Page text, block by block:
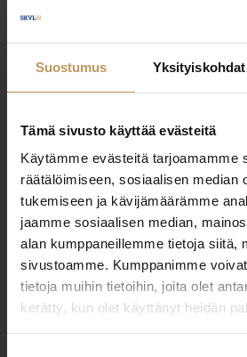
Suostumus Yksityiskohdat
Tämä sivusto käyttää evästeitä
Käytämme evästeitä tarjoamamme
räätälöimiseen, sosiaalisen median
tukemiseen ja kävijämäärämme
jaamme sosiaalisen median,
alan kumppaneillemme tietoja siitä,
sivustoamme. Kumppanimme
tietoja muihin tietoihin, joita olet
kerätty, kun olet käyttänyt heidän
Miten voin
Kasperi Savolainen
+358406462326